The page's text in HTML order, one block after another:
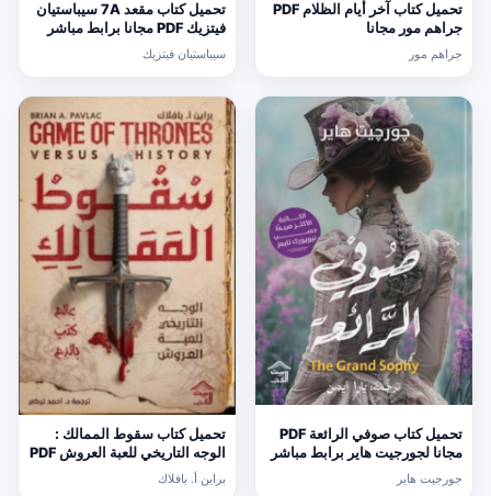
تحميل كتاب آخر أيام الظلام PDF
جراهم مور مجانا
جراهم مور
تحميل كتاب مقعد 7A سيباستيان
فيتزيك PDF مجانا برابط مباشر
سيباستيان فيتزيك
تحميل كتاب صوفي الرائعة PDF
مجانا لجورجيت هاير برابط مباشر
جورجيت هاير
تحميل كتاب سقوط الممالك :
الوجه التاريخي للعبة العروش PDF
مجانا
براين أ. بافلاك